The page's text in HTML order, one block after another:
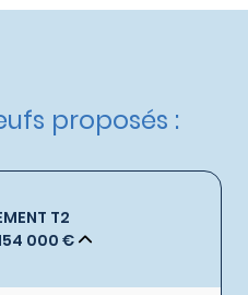
proposés :
T2
000 €